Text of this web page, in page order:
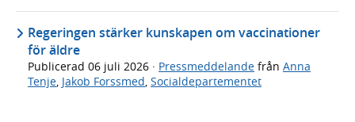
Regeringen stärker kunskapen om vaccinationer
för äldre
Publicerad 06 juli 2026 · Pressmeddelande från Anna
Tenje, Jakob Forssmed, Socialdepartementet